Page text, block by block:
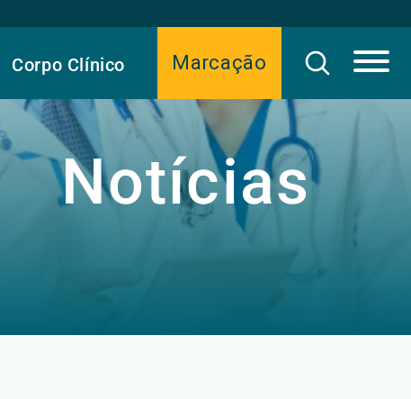
Marcação
Corpo Clínico
Notícias